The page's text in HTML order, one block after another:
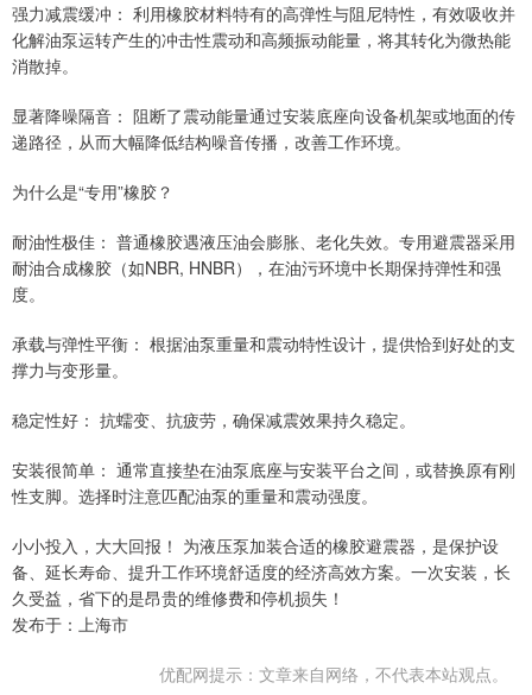
强力减震缓冲： 利用橡胶材料特有的高弹性与阻尼特性，有效吸收并
化解油泵运转产生的冲击性震动和高频振动能量，将其转化为微热能
消散掉。
显著降噪隔音： 阻断了震动能量通过安装底座向设备机架或地面的传
递路径，从而大幅降低结构噪音传播，改善工作环境。
为什么是“专用”橡胶？
耐油性极佳： 普通橡胶遇液压油会膨胀、老化失效。专用避震器采用
耐油合成橡胶（如NBR, HNBR），在油污环境中长期保持弹性和强
度。
承载与弹性平衡： 根据油泵重量和震动特性设计，提供恰到好处的支
撑力与变形量。
稳定性好： 抗蠕变、抗疲劳，确保减震效果持久稳定。
安装很简单： 通常直接垫在油泵底座与安装平台之间，或替换原有刚
性支脚。选择时注意匹配油泵的重量和震动强度。
小小投入，大大回报！ 为液压泵加装合适的橡胶避震器，是保护设
备、延长寿命、提升工作环境舒适度的经济高效方案。一次安装，长
久受益，省下的是昂贵的维修费和停机损失！
发布于：上海市
优配网提示：文章来自网络，不代表本站观点。